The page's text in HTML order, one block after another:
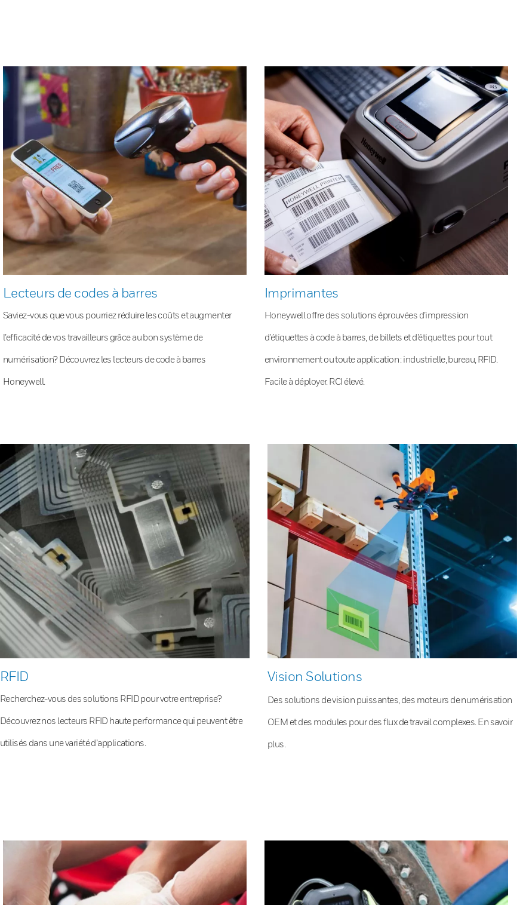
Lecteurs de codes à barres
Saviez-vous que vous pourriez réduire les coûts et augmenter
l’efficacité de vos travailleurs grâce au bon système de
numérisation? Découvrez les lecteurs de code à barres
Honeywell.
Imprimantes
Honeywell offre des solutions éprouvées d’impression
d’étiquettes à code à barres, de billets et d’étiquettes pour tout
environnement ou toute application : industrielle, bureau, RFID.
Facile à déployer. RCI élevé.
RFID
Recherchez-vous des solutions RFID pour votre entreprise?
Découvrez nos lecteurs RFID haute performance qui peuvent être
utilisés dans une variété d’applications.
Vision Solutions
Des solutions de vision puissantes, des moteurs de numérisation
OEM et des modules pour des flux de travail complexes. En savoir
plus.